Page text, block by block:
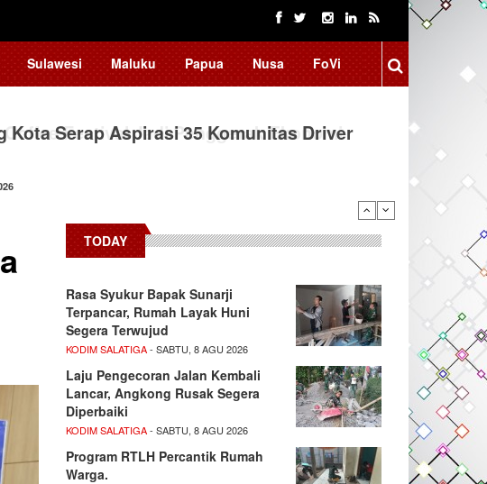
Sulawesi Maluku Papua Nusa FoVi
Kota Serap Aspirasi 35 Komunitas Driver
TODAY
Rasa Syukur Bapak Sunarji
Terpancar, Rumah Layak Huni
Segera Terwujud
KODIM SALATIGA- SABTU, 8 AGU 2026
Laju Pengecoran Jalan Kembali
Lancar, Angkong Rusak Segera
Diperbaiki
KODIM SALATIGA- SABTU, 8 AGU 2026
Program RTLH Percantik Rumah
Warga.